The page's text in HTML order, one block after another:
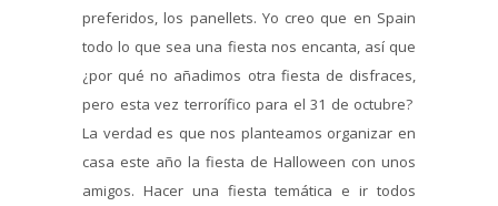
preferidos, los panellets. Yo creo que en Spain
todo lo que sea una fiesta nos encanta, así que
¿por qué no añadimos otra fiesta de disfraces,
pero esta vez terrorífico para el 31 de octubre?
La verdad es que nos planteamos organizar en
casa este año la fiesta de Halloween con unos
amigos. Hacer una fiesta temática e ir todos